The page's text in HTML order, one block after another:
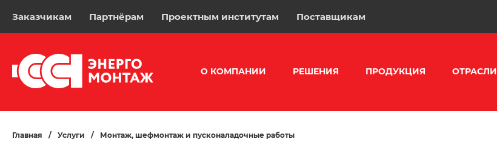
Заказчикам Партнёрам Проектным институтам Поставщикам
О КОМПАНИИ РЕШЕНИЯ ПРОДУКЦИЯ ОТРАСЛИ
Главная / Услуги / Монтаж, шефмонтаж и пусконаладочные работы